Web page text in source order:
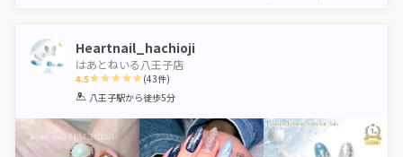
Heartnail_hachioji
はあとねいる八王子店
4.5
1 2 3 4 5
(43件)
八王子駅から徒歩5分